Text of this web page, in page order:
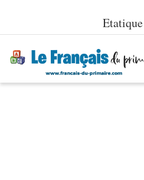
Etatique